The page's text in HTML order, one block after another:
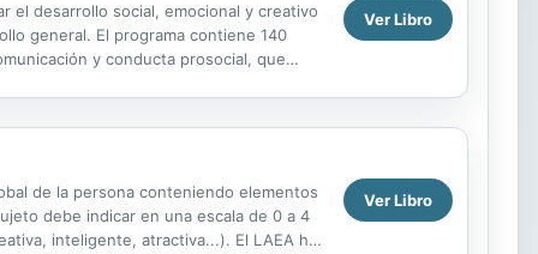
el desarrollo social, emocional y creativo
general. El programa contiene 140
y conducta prosocial, que
Ver Libro
de la persona conteniendo elementos
debe indicar en una escala de 0 a 4
inteligente, atractiva...). El LAEA ha
Ver Libro